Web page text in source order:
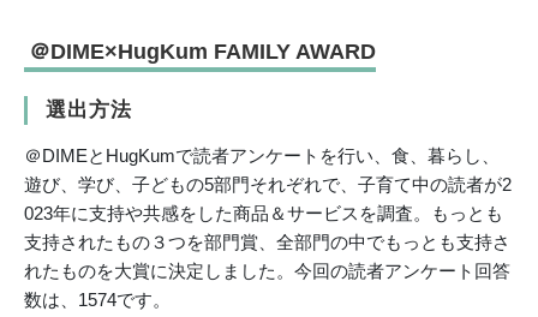
＠DIME×HugKum FAMILY AWARD
選出方法
＠DIMEとHugKumで読者アンケートを行い、食、暮らし、
遊び、学び、子どもの5部門それぞれで、子育て中の読者が2
023年に支持や共感をした商品＆サービスを調査。もっとも
支持されたもの３つを部門賞、全部門の中でもっとも支持さ
れたものを大賞に決定しました。今回の読者アンケート回答
数は、1574です。